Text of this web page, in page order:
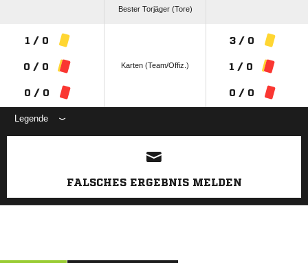
Bester Torjäger (Tore)
1 / 0
0 / 0
0 / 0
Karten (Team/Offiz.)
3 / 0
1 / 0
0 / 0
Legende
ANZEIGE
FALSCHES ERGEBNIS MELDEN